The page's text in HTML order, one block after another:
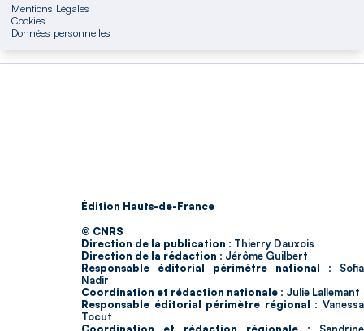
Mentions Légales
Cookies
Données personnelles
Édition Hauts-de-France
© CNRS
Direction de la publication : Thierry Dauxois
Direction de la rédaction : Jérôme Guilbert
Responsable éditorial périmètre national : Sofia
Nadir
Coordination et rédaction nationale : Julie Lallemant
Responsable éditorial périmètre régional : Vanessa
Tocut